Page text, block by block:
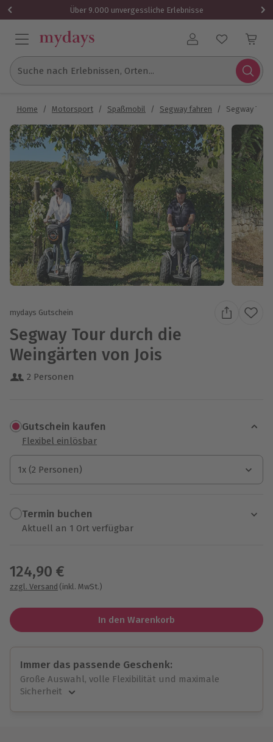
Über 9.000 unvergessliche Erlebnisse
Benutzerkonto
Suche nach Erlebnissen, Orten...
Home / Motorsport / Spaßmobil / Segway fahren / Segway
mydays Gutschein
Segway Tour durch die
Weingärten von Jois
2 Personen
Gutschein kaufen
Flexibel einlösbar
1x (2 Personen)
1x (2 Personen)
1x (2 Personen)
Termin buchen
Aktuell an 1 Ort verfügbar
124,90 €
zzgl. Versand (inkl. MwSt.)
In den Warenkorb
Immer das passende Geschenk:
Große Auswahl, volle Flexibilität und maximale
Sicherheit